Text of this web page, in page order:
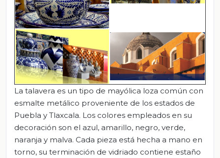
La talavera es un tipo de mayólica loza común con
esmalte metálico proveniente de los estados de
Puebla y Tlaxcala. Los colores empleados en su
decoración son el azul, amarillo, negro, verde,
naranja y malva. Cada pieza está hecha a mano en
torno, su terminación de vidriado contiene estaño